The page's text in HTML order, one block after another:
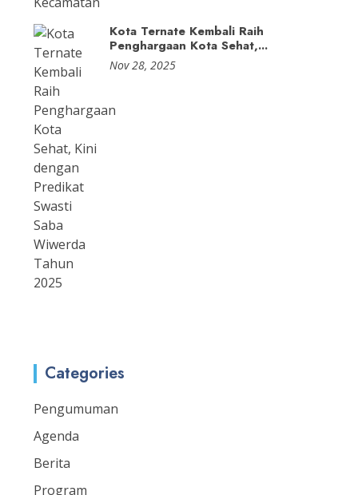
Kota Ternate Kembali Raih
Penghargaan Kota Sehat,...
Nov 28, 2025
Categories
Pengumuman
Agenda
Berita
Program